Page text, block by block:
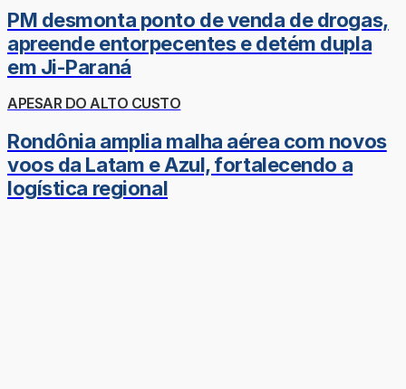
PM desmonta ponto de venda de drogas,
apreende entorpecentes e detém dupla
em Ji-Paraná
APESAR DO ALTO CUSTO
Rondônia amplia malha aérea com novos
voos da Latam e Azul, fortalecendo a
logística regional